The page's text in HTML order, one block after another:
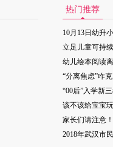
热门推荐
10月13日幼升
立足儿童可持
幼儿绘本阅读
“分离焦虑”咋
“00后”入学新
该不该给宝宝
家长们请注意
2018年武汉市